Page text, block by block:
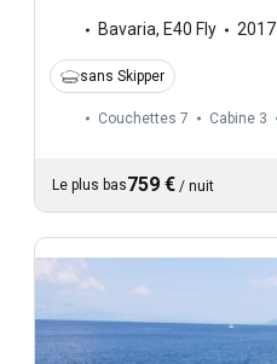
Bavaria, E40 Fly 2017
sans Skipper
Couchettes 7 Cabine 3
Le plus bas759 € / nuit